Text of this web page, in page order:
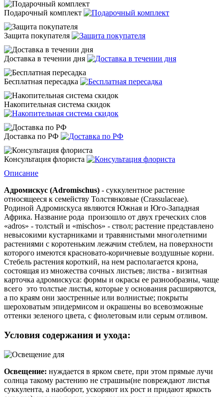
Подарочный комплект
Защита покупателя
Доставка в течении дня
Бесплатная пересадка
Накопительная система скидок
Доставка по РФ
Консультация флориста
Описание
Адромискус (Adromischus) - суккулентное растение
относящееся к семейству Толстянковые (Crassulaceae).
Родиной Адромискуса являются Южная и Юго-Западная
Африка. Название рода произошло от двух греческих слов
«adros» - толстый и «mischos» - ствол; растение представлено
невысокими кустарниками и травянистыми многолетними
растениями с коротеньким лежачим стеблем, на поверхности
которого имеются красновато-коричневые воздушные корни.
Стебель растения короткий, на нем располагается крона,
состоящая из множества сочных листьев; листва - визитная
карточка адромискуса: формы и окрасы ее разнообразны, чаще
всего это толстые листья, которые у основания расширяются,
а по краям они заостренные или волнистые; покрыты
шероховатым эпидермисом и окрашены во всевозможные
оттенки зеленого цвета, с фиолетовым или серым отливом.
Условия содержания и ухода:
Освещение: нуждается в ярком свете, при этом прямые лучи
солнца такому растению не страшны(не повреждают листья
суккулента, а наоборот, ускоряют их рост и придают яркость